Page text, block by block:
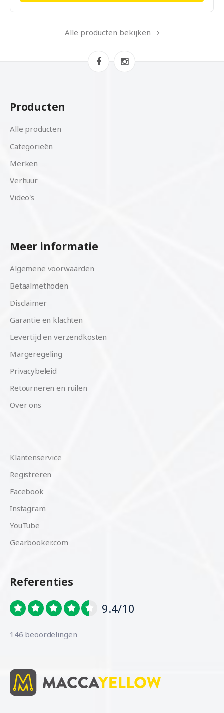
Alle producten bekijken
Producten
Alle producten
Categorieën
Merken
Verhuur
Video's
Meer informatie
Algemene voorwaarden
Betaalmethoden
Disclaimer
Garantie en klachten
Levertijd en verzendkosten
Margeregeling
Privacybeleid
Retourneren en ruilen
Over ons
Klantenservice
Registreren
Facebook
Instagram
YouTube
Gearbooker.com
Referenties
9.4/10
146 beoordelingen